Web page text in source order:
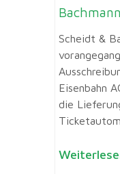
Bachmann
Scheidt &
Eisenbahn
die